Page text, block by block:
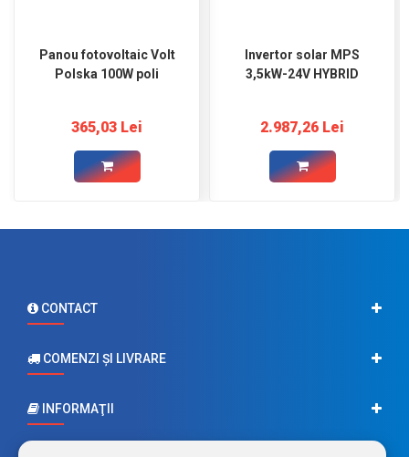
Panou fotovoltaic Volt
Polska 100W poli
365,03 Lei
Invertor solar MPS
3,5kW-24V HYBRID
2.987,26 Lei
CONTACT
COMENZI ŞI LIVRARE
INFORMAŢII